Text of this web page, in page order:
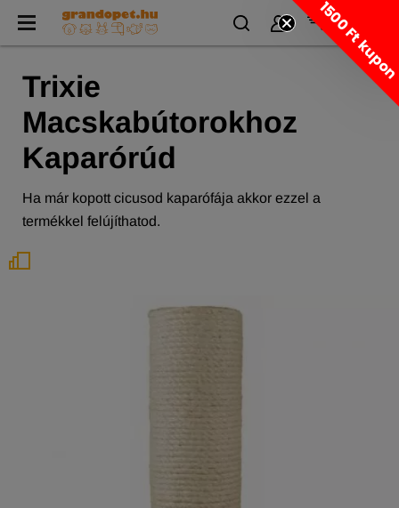
Trixie
Macskabútorokhoz
Kaparórúd
Ha már kopott cicusod kaparófája akkor ezzel a
termékkel felújíthatod.
1500 Ft